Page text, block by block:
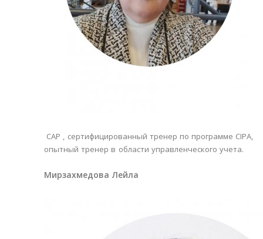
САР , сертифицированный тренер по программе CIPA,
опытный тренер в области управленческого учета.
Мирзахмедова Лейла